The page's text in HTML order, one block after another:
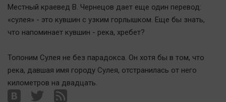
Качество жизни
Конкурс
Наука
Обсуждаем
Отдых
Местный краевед В. Чернецов дает еще один перевод:
«сулея» - это кувшин с узким горлышком. Еще бы знать,
что напоминает кувшин - река, хребет?
Топоним Сулея не без парадокса. Он хотя бы в том, что
река, давшая имя городу Сулея, отстранилась от него
километров на двадцать.